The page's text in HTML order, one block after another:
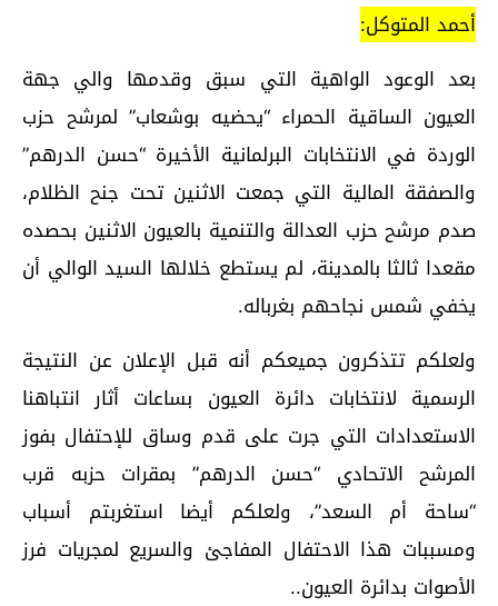
أحمد المتوكل:
بعد الوعود الواهية التي سبق وقدمها والي جهة
العيون الساقية الحمراء “يحضيه بوشعاب” لمرشح حزب
الوردة في الانتخابات البرلمانية الأخيرة “حسن الدرهم”
والصفقة المالية التي جمعت الاثنين تحت جنح الظلام،
صدم مرشح حزب العدالة والتنمية بالعيون الاثنين بحصده
مقعدا ثالثا بالمدينة، لم يستطع خلالها السيد الوالي أن
يخفي شمس نجاحهم بغرباله.
ولعلكم تتذكرون جميعكم أنه قبل الإعلان عن النتيجة
الرسمية لانتخابات دائرة العيون بساعات أثار انتباهنا
الاستعدادات التي جرت على قدم وساق للإحتفال بفوز
المرشح الاتحادي “حسن الدرهم” بمقرات حزبه قرب
“ساحة أم السعد”، ولعلكم أيضا استغربتم أسباب
ومسببات هذا الاحتفال المفاجئ والسريع لمجريات فرز
الأصوات بدائرة العيون..